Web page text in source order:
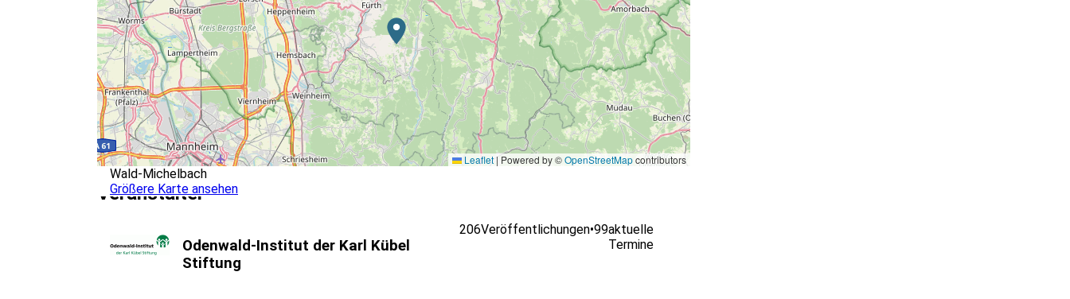
Leaflet | Powered by ©OpenStreetMapcontributors
Wald-Michelbach
Größere Karte ansehen
Veranstalter
Odenwald-Institut der Karl Kübel
Stiftung
206Veröffentlichungen•99aktuelle
Termine